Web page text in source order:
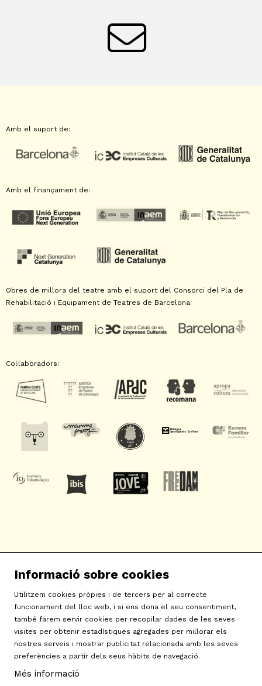
Amb el suport de:
Amb el finançament de:
Obres de millora del teatre amb el suport del Consorci del Pla de
Rehabilitació i Equipament de Teatres de Barcelona:
Col·laboradors:
c/ Neopàtria, 54
08030 Barcelona
info@sat-teatre.cat | 933457930
Sitemap | Avís Legal | Ús de Cookies | Contactar
Política de privacitat | Declaració d'accessibilitat
Informació sobre cookies
Utilitzem cookies pròpies i de tercers per al correcte
funcionament del lloc web, i si ens dona el seu consentiment,
també farem servir cookies per recopilar dades de les seves
visites per obtenir estadístiques agregades per millorar els
nostres serveis i mostrar publicitat relacionada amb les seves
preferències a partir dels seus hàbits de navegació.
Més informació